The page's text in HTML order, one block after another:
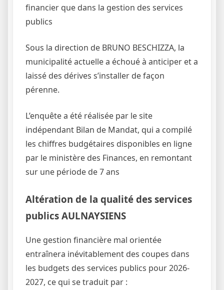
financier que dans la gestion des services
publics
Sous la direction de BRUNO BESCHIZZA, la
municipalité actuelle a échoué à anticiper et a
laissé des dérives s’installer de façon
pérenne.
L’enquête a été réalisée par le site
indépendant Bilan de Mandat, qui a compilé
les chiffres budgétaires disponibles en ligne
par le ministère des Finances, en remontant
sur une période de 7 ans
Altération de la qualité des services
publics AULNAYSIENS
Une gestion financière mal orientée
entraînera inévitablement des coupes dans
les budgets des services publics pour 2026-
2027, ce qui se traduit par :